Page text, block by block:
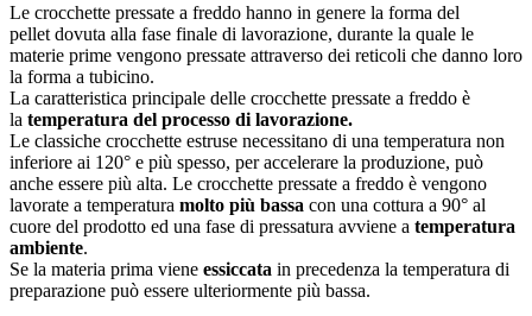
Le crocchette pressate a freddo hanno in genere la forma del
pellet dovuta alla fase finale di lavorazione, durante la quale le
materie prime vengono pressate attraverso dei reticoli che danno loro
la forma a tubicino.
La caratteristica principale delle crocchette pressate a freddo è
la temperatura del processo di lavorazione.
Le classiche crocchette estruse necessitano di una temperatura non
inferiore ai 120° e più spesso, per accelerare la produzione, può
anche essere più alta. Le crocchette pressate a freddo è vengono
lavorate a temperatura molto più bassa con una cottura a 90° al
cuore del prodotto ed una fase di pressatura avviene a temperatura
ambiente.
Se la materia prima viene essiccata in precedenza la temperatura di
preparazione può essere ulteriormente più bassa.